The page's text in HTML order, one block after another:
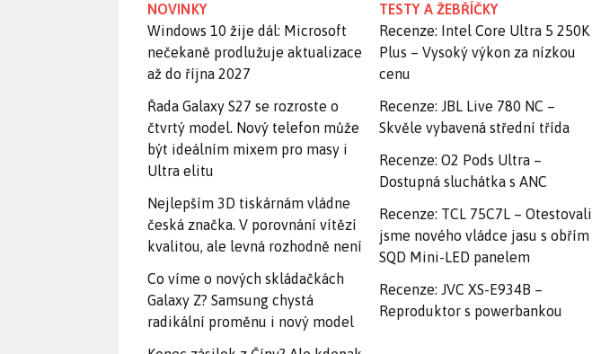
NOVINKY
Windows 10 žije dál: Microsoft
nečekaně prodlužuje aktualizace
až do října 2027
Řada Galaxy S27 se rozroste o
čtvrtý model. Nový telefon může
být ideálním mixem pro masy i
Ultra elitu
Nejlepším 3D tiskárnám vládne
česká značka. V porovnání vítězí
kvalitou, ale levná rozhodně není
Co víme o nových skládačkách
Galaxy Z? Samsung chystá
radikální proměnu i nový model
TESTY A ŽEBŘÍČKY
Recenze: Intel Core Ultra 5 250K
Plus – Vysoký výkon za nízkou
cenu
Recenze: JBL Live 780 NC –
Skvěle vybavená střední třída
Recenze: O2 Pods Ultra –
Dostupná sluchátka s ANC
Recenze: TCL 75C7L – Otestovali
jsme nového vládce jasu s obřím
SQD Mini-LED panelem
Recenze: JVC XS-E934B –
Reproduktor s powerbankou